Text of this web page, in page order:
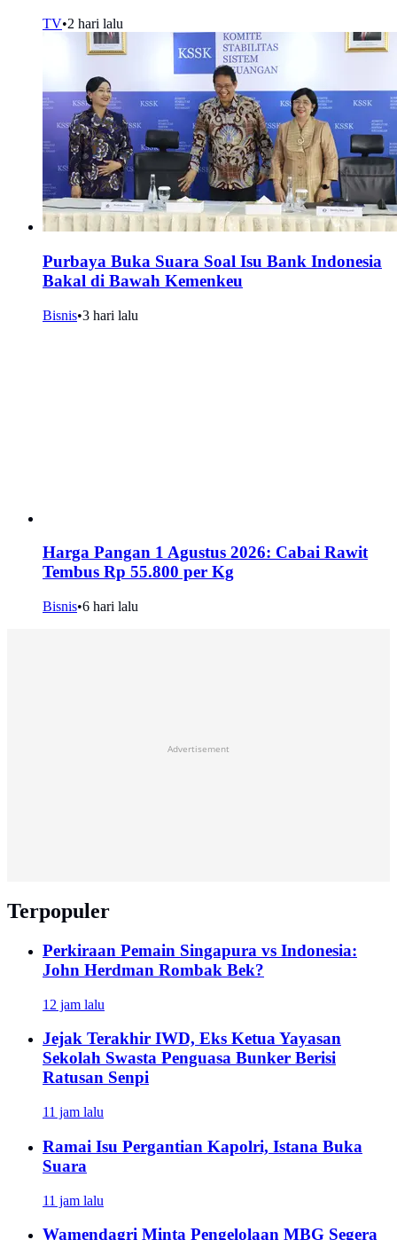
TV•2 hari lalu
Purbaya Buka Suara Soal Isu Bank Indonesia
Bakal di Bawah Kemenkeu
Bisnis•3 hari lalu
Harga Pangan 1 Agustus 2026: Cabai Rawit
Tembus Rp 55.800 per Kg
Bisnis•6 hari lalu
Advertisement
Terpopuler
Perkiraan Pemain Singapura vs Indonesia:
John Herdman Rombak Bek?
12 jam lalu
Jejak Terakhir IWD, Eks Ketua Yayasan
Sekolah Swasta Penguasa Bunker Berisi
Ratusan Senpi
11 jam lalu
Ramai Isu Pergantian Kapolri, Istana Buka
Suara
11 jam lalu
Wamendagri Minta Pengelolaan MBG Segera